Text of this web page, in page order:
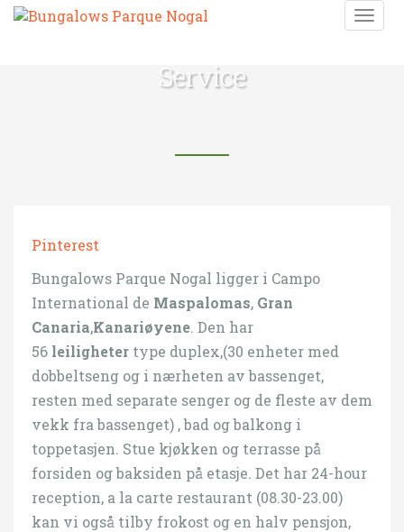
T
Service
Pinterest
Bungalows Parque Nogal ligger i Campo
International de Maspalomas, Gran
Canaria,Kanariøyene. Den har
56 leiligheter type duplex,(30 enheter med
dobbeltseng og i nærheten av bassenget,
resten med separate senger og de fleste av dem
vekk fra bassenget) , bad og balkong i
toppetasjen. Stue kjøkken og terrasse på
forsiden og baksiden på etasje. Det har 24-hour
reception, a la carte restaurant (08.30-23.00)
kan vi også tilby frokost og en halv pensjon,